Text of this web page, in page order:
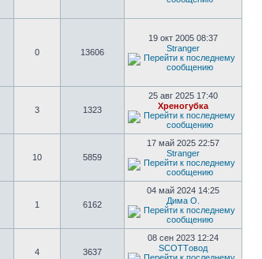
0 13606
19 окт 2005 08:37
Stranger
3 1323
25 авг 2025 17:40
Хреногубка
10 5859
17 май 2025 22:57
Stranger
1 6162
04 май 2024 14:25
Дима О.
4 3637
08 сен 2023 12:24
SCOTTовод